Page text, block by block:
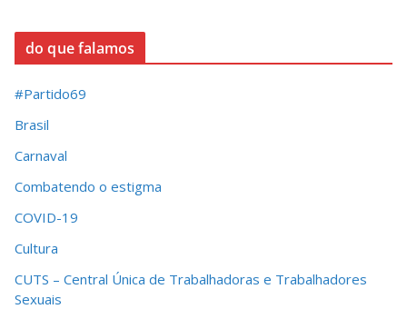
do que falamos
#Partido69
Brasil
Carnaval
Combatendo o estigma
COVID-19
Cultura
CUTS – Central Única de Trabalhadoras e Trabalhadores
Sexuais